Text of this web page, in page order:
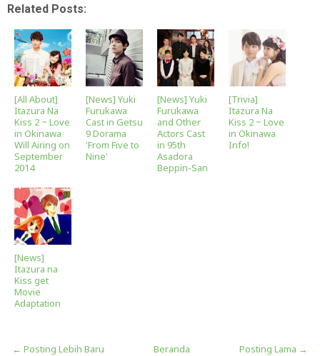
Related Posts:
[All About]
Itazura Na
Kiss 2 ~ Love
in Okinawa
Will Airing on
September
2014
[News] Yuki
Furukawa
Cast in Getsu
9 Dorama
'From Five to
Nine'
[News] Yuki
Furukawa
and Other
Actors Cast
in 95th
Asadora
Beppin-San
[Trivia]
Itazura Na
Kiss 2 ~ Love
in Okinawa
Info!
[News]
Itazura na
Kiss get
Movie
Adaptation
← Posting Lebih Baru Posting Lama →
Beranda